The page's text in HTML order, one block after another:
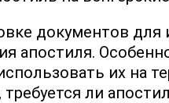
документов для
апостиля.
их на
требуется ли